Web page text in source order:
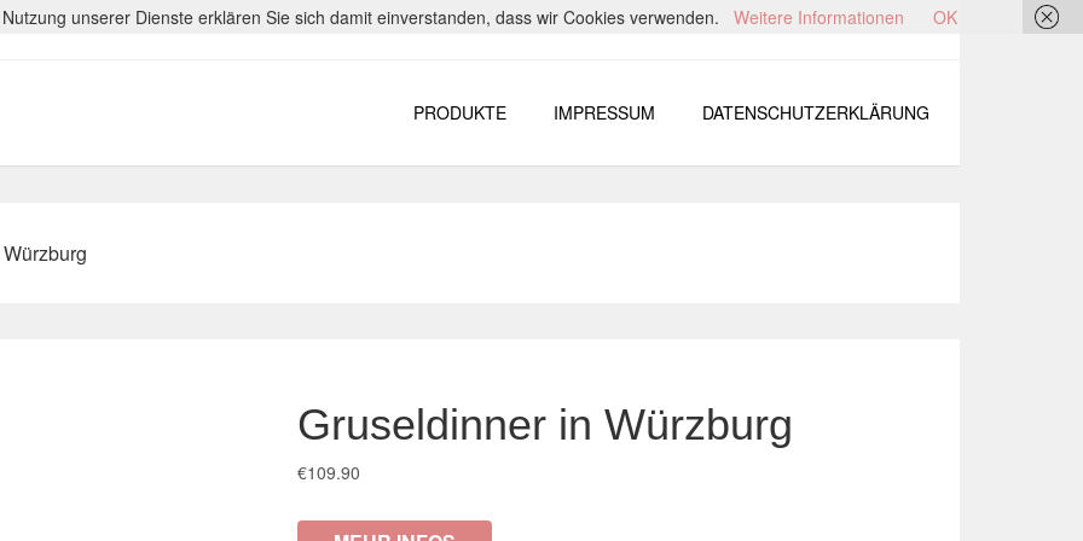
PRODUKTE IMPRESSUM DATENSCHUTZERKLÄRUNG
Gruseldinner in Würzburg
€109.90
unserer Dienste erklären Sie sich damit einverstanden, dass wir Cookies verwenden. Weitere Informationen OK